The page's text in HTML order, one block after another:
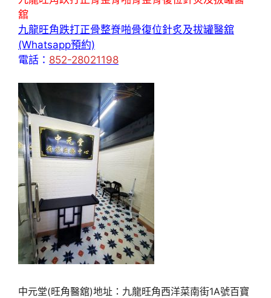
舘
九龍旺角跌打正骨整脊啪骨復位針炙及拔罐醫舘
(Whatsapp預約)
電話： 852-28021198
中元堂(旺角醫舘)地址：九龍旺角西洋菜南街1A號百寶